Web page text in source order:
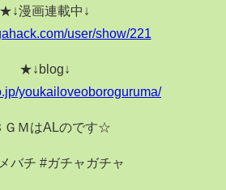
★↓漫画連載中↓
user/show/221
★↓blog↓
youkailoveoboroguruma/
ＭはALのです☆
バチ #ガチャガチャ